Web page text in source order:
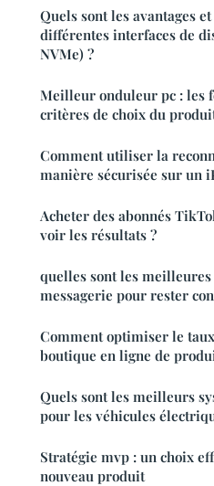
Quels sont les avantages
différentes interfaces de
NVMe) ?
Meilleur onduleur pc : les
critères de choix du
Comment utiliser la
manière sécurisée sur un
Acheter des abonnés
voir les résultats ?
quelles sont les
messagerie pour rester
Comment optimiser le
boutique en ligne de
Quels sont les meilleurs
pour les véhicules
Stratégie mvp : un choix
nouveau produit